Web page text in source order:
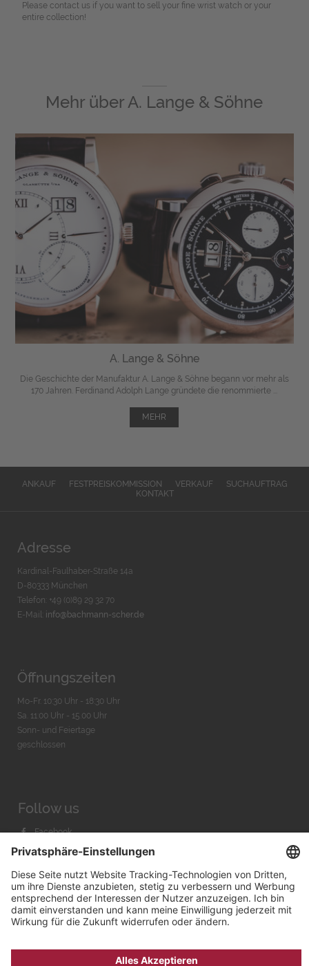
Please contact us if you want to sell your fine wrist watch or your
entire collection!
Mehr überA. Lange & Söhne
A. Lange & Söhne
Die Geschichte der Manufaktur A. Lange & Söhne begann vor mehr als
170 Jahren. Ferdinand Adolph Lange gründete die renommierte ...
MEHR
ANKAUF FESTPREISKOMMISSION VERKAUF
SUCHAUFTRAG
KONTAKT
Adresse
Kardinal-Faulhaber-Straße 14a
D-80333 München
Telefon: +49 (0)89 29 32 70
E-Mail: info@bachmann-scher.de
Öffnungszeiten
Mo-Fr. 10:30 Uhr - 18:30 Uhr
Sa. 11:00 Uhr - 15.00 Uhr
Sonn- und Feiertage
geschlossen
Follow us
Facebook
Instagram
Youtube
Bachmann & Scher GmbH / Watchandco GmbH